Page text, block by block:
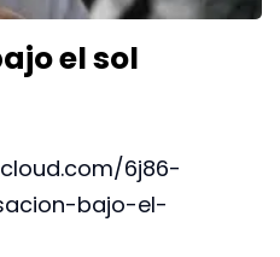
el sol
6j86-
bajo-el-